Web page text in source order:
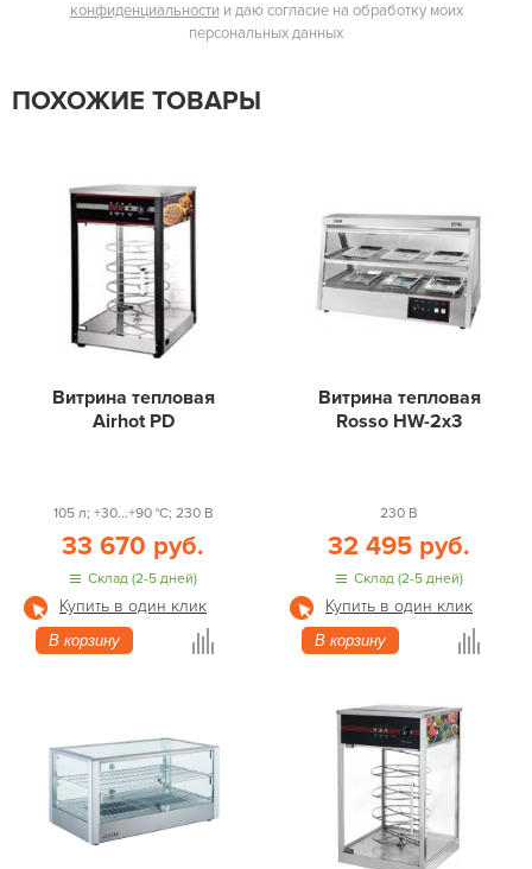
конфиденциальности и даю согласие на обработку моих
персональных данных
ПОХОЖИЕ ТОВАРЫ
Витрина тепловая
Airhot PD
105 л; +30...+90 °С; 230 В
33 670 руб.
Склад (2-5 дней)
Купить в один клик
В корзину
Витрина тепловая
Rosso HW-2x3
230 В
32 495 руб.
Склад (2-5 дней)
Купить в один клик
В корзину